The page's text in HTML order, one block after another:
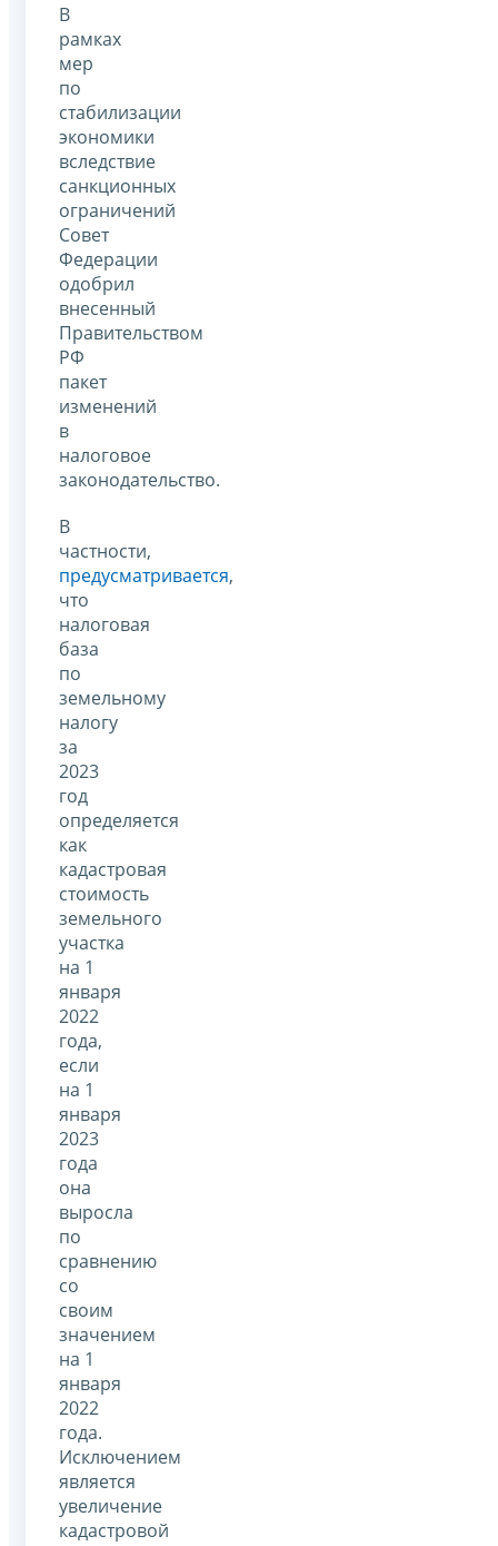
В
рамках
мер
по
стабилизации
экономики
вследствие
санкционных
ограничений
Совет
Федерации
одобрил
внесенный
Правительством
РФ
пакет
изменений
в
налоговое
законодательство.
В
частности,
предусматривается,
что
налоговая
база
по
земельному
налогу
за
2023
год
определяется
как
кадастровая
стоимость
земельного
участка
на 1
января
2022
года,
если
на 1
января
2023
года
она
выросла
по
сравнению
со
своим
значением
на 1
января
2022
года.
Исключением
является
увеличение
кадастровой